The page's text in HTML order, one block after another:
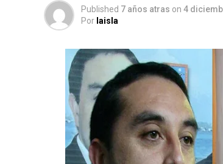
Published 7 años atras on 4
Por laisla